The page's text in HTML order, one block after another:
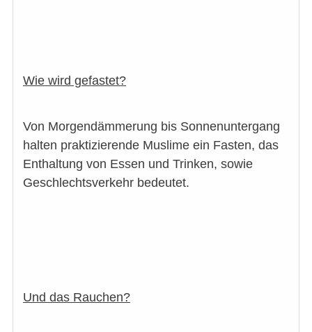
Wie wird gefastet?
Von Morgendämmerung bis Sonnenuntergang
halten praktizierende Muslime ein Fasten, das
Enthaltung von Essen und Trinken, sowie
Geschlechtsverkehr bedeutet.
Und das Rauchen?